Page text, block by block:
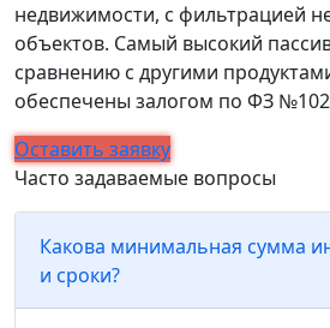
недвижимости, с фильтрацией
объектов. Самый высокий
сравнению с другими
обеспечены залогом по ФЗ
Оставить заявку
Часто задаваемые вопросы
Какова минимальная сумма
и сроки?